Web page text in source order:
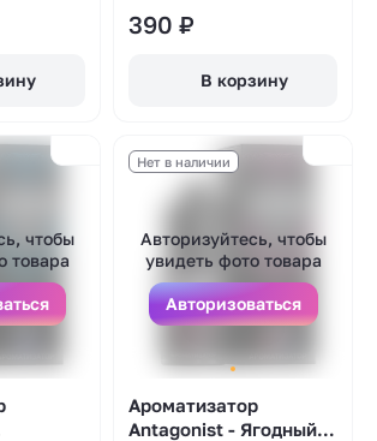
390₽
В корзину
чтобы
товара
Нет в наличии
Авторизуйтесь, чтобы
увидеть фото товара
Авторизоваться
Ароматизатор
Antagonist - Ягодный